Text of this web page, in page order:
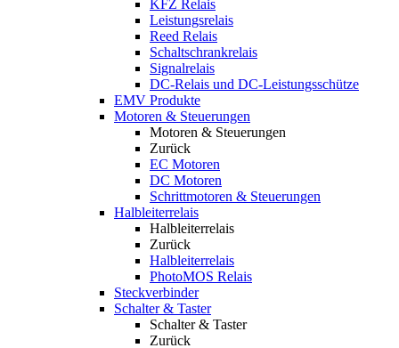
KFZ Relais
Leistungsrelais
Reed Relais
Schaltschrankrelais
Signalrelais
DC-Relais und DC-Leistungsschütze
EMV Produkte
Motoren & Steuerungen
Motoren & Steuerungen
Zurück
EC Motoren
DC Motoren
Schrittmotoren & Steuerungen
Halbleiterrelais
Halbleiterrelais
Zurück
Halbleiterrelais
PhotoMOS Relais
Steckverbinder
Schalter & Taster
Schalter & Taster
Zurück